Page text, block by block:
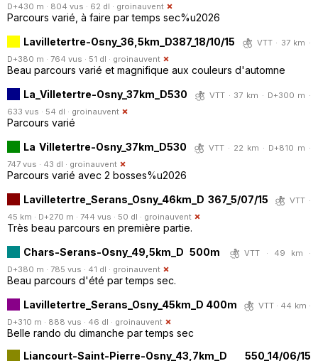
D+430 m · 804 vus · 62 dl · groinauvent
Parcours varié, à faire par temps sec%u2026
Lavilletertre-Osny_36,5km_D387_18/10/15
VTT · 37 km ·
D+380 m · 764 vus · 51 dl · groinauvent
Beau parcours varié et magnifique aux couleurs d'automne
La_Villetertre-Osny_37km_D530
VTT · 37 km · D+300 m ·
633 vus · 54 dl · groinauvent
Parcours varié
La Villetertre-Osny_37km_D530
VTT · 22 km · D+810 m ·
747 vus · 43 dl · groinauvent
Parcours varié avec 2 bosses%u2026
Lavilletertre_Serans_Osny_46km_D 367_5/07/15
VTT ·
45 km · D+270 m · 744 vus · 50 dl · groinauvent
Très beau parcours en première partie.
Chars-Serans-Osny_49,5km_D 500m
VTT · 49 km ·
D+380 m · 785 vus · 41 dl · groinauvent
Beau parcours d'été par temps sec.
Lavilletertre_Serans_Osny_45km_D 400m
VTT · 44 km ·
D+310 m · 888 vus · 46 dl · groinauvent
Belle rando du dimanche par temps sec
Liancourt-Saint-Pierre-Osny_43,7km_D 550_14/06/15